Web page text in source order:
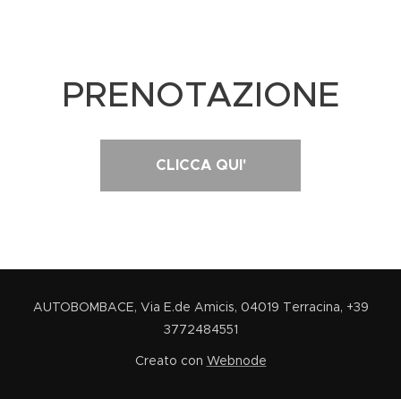
PRENOTAZIONE
CLICCA QUI'
AUTOBOMBACE, Via E.de Amicis, 04019 Terracina, +39
3772484551
Creato con Webnode